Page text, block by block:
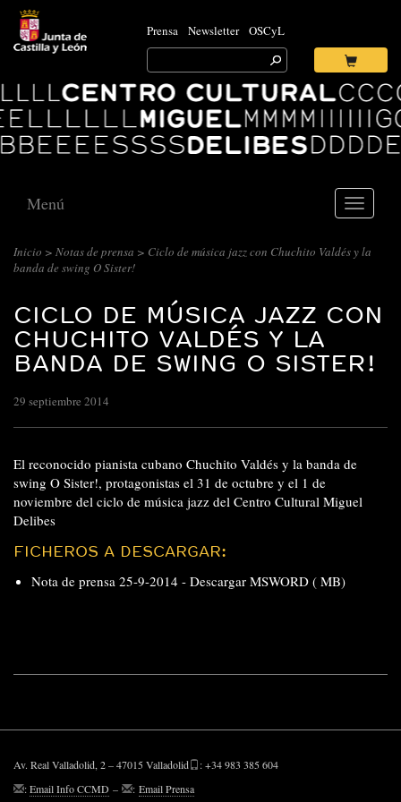
Prensa Newsletter OSCyL
Search
for:
Ok
Centro
Cultural
Miguel
Delibes
Toggle
Menú
Inicio > Notas de prensa > Ciclo de música jazz con Chuchito Valdés y la
banda de swing O Sister!
CICLO DE MÚSICA JAZZ CON
CHUCHITO VALDÉS Y LA
BANDA DE SWING O SISTER!
29 septiembre 2014
El reconocido pianista cubano Chuchito Valdés y la banda de
swing O Sister!, protagonistas el 31 de octubre y el 1 de
noviembre del ciclo de música jazz del Centro Cultural Miguel
Delibes
FICHEROS A DESCARGAR:
Nota de prensa 25-9-2014 - Descargar MSWORD ( MB)
Av. Real Valladolid, 2 – 47015 Valladolid
: +34 983 385 604
:Email Info CCMD – : Email Prensa